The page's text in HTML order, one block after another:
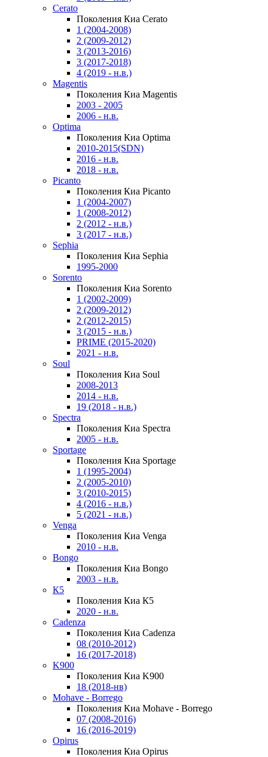
Cerato
Поколения Киа Cerato
1 (2004-2008)
2 (2009-2012)
3 (2013-2016)
3 (2017-2018)
4 (2019 - н.в.)
Magentis
Поколения Киа Magentis
2003 - 2005
2006 - н.в.
Optima
Поколения Киа Optima
2010-2015(SDN)
2016 - н.в.
2018 - н.в.
Picanto
Поколения Киа Picanto
1 (2004-2007)
1 (2008-2012)
2 (2012 - н.в.)
3 (2017 - н.в.)
Sephia
Поколения Киа Sephia
1995-2000
Sorento
Поколения Киа Sorento
1 (2002-2009)
2 (2009-2012)
2 (2012-2015)
3 (2015 - н.в.)
PRIME (2015-2020)
2021 - н.в.
Soul
Поколения Киа Soul
2008-2013
2014 - н.в.
19 (2018 - н.в.)
Spectra
Поколения Киа Spectra
2005 - н.в.
Sportage
Поколения Киа Sportage
1 (1995-2004)
2 (2005-2010)
3 (2010-2015)
4 (2016 - н.в.)
5 (2021 - н.в.)
Venga
Поколения Киа Venga
2010 - н.в.
Bongo
Поколения Киа Bongo
2003 - н.в.
К5
Поколения Киа К5
2020 - н.в.
Cadenza
Поколения Киа Cadenza
08 (2010-2012)
16 (2017-2018)
K900
Поколения Киа K900
18 (2018-нв)
Mohave - Borrego
Поколения Киа Mohave - Borrego
07 (2008-2016)
16 (2016-2019)
Opirus
Поколения Киа Opirus